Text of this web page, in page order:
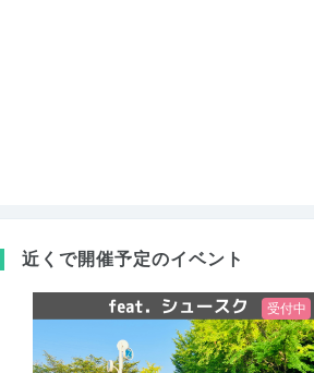
近くで開催予定のイベント
受付中